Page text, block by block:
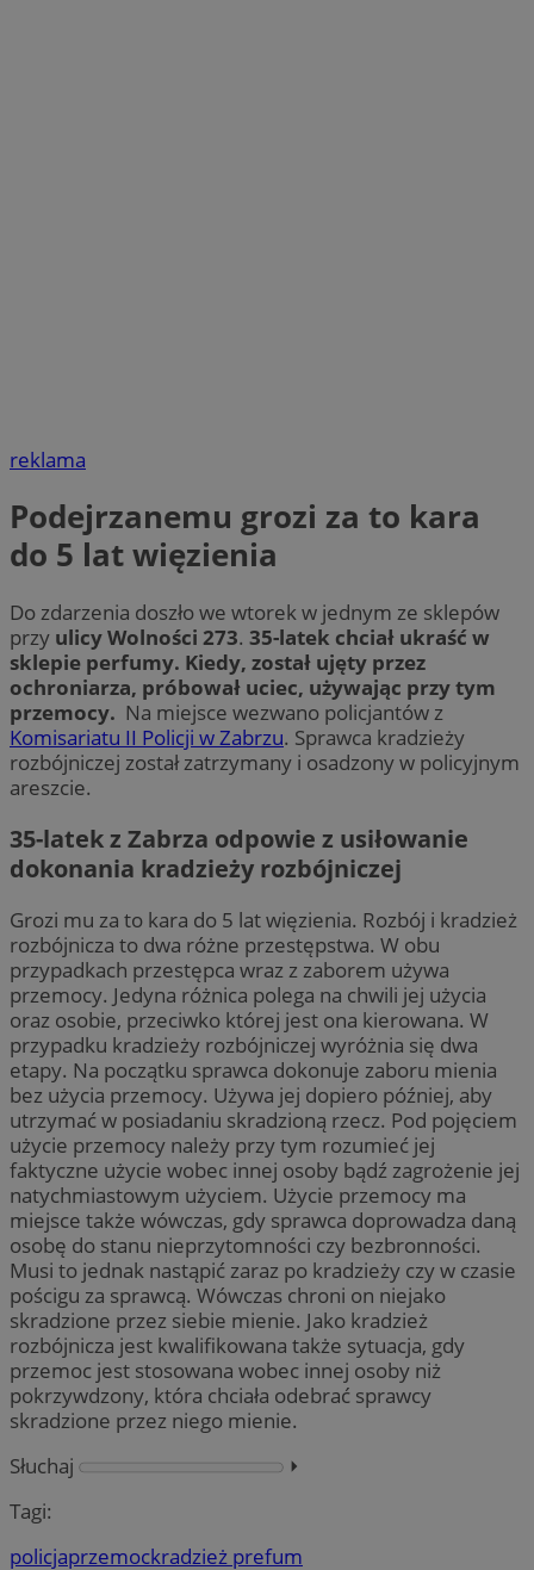
reklama
Podejrzanemu grozi za to kara
do 5 lat więzienia
Do zdarzenia doszło we wtorek w jednym ze sklepów
przy ulicy Wolności 273. 35-latek chciał ukraść w
sklepie perfumy. Kiedy, został ujęty przez
ochroniarza, próbował uciec, używając przy tym
przemocy. Na miejsce wezwano policjantów z
Komisariatu II Policji w Zabrzu. Sprawca kradzieży
rozbójniczej został zatrzymany i osadzony w policyjnym
areszcie.
35-latek z Zabrza odpowie z usiłowanie
dokonania kradzieży rozbójniczej
Grozi mu za to kara do 5 lat więzienia. Rozbój i kradzież
rozbójnicza to dwa różne przestępstwa. W obu
przypadkach przestępca wraz z zaborem używa
przemocy. Jedyna różnica polega na chwili jej użycia
oraz osobie, przeciwko której jest ona kierowana. W
przypadku kradzieży rozbójniczej wyróżnia się dwa
etapy. Na początku sprawca dokonuje zaboru mienia
bez użycia przemocy. Używa jej dopiero później, aby
utrzymać w posiadaniu skradzioną rzecz. Pod pojęciem
użycie przemocy należy przy tym rozumieć jej
faktyczne użycie wobec innej osoby bądź zagrożenie jej
natychmiastowym użyciem. Użycie przemocy ma
miejsce także wówczas, gdy sprawca doprowadza daną
osobę do stanu nieprzytomności czy bezbronności.
Musi to jednak nastąpić zaraz po kradzieży czy w czasie
pościgu za sprawcą. Wówczas chroni on niejako
skradzione przez siebie mienie. Jako kradzież
rozbójnicza jest kwalifikowana także sytuacja, gdy
przemoc jest stosowana wobec innej osoby niż
pokrzywdzony, która chciała odebrać sprawcy
skradzione przez niego mienie.
Słuchaj
⏵︎
Tagi:
policjaprzemockradzież prefum